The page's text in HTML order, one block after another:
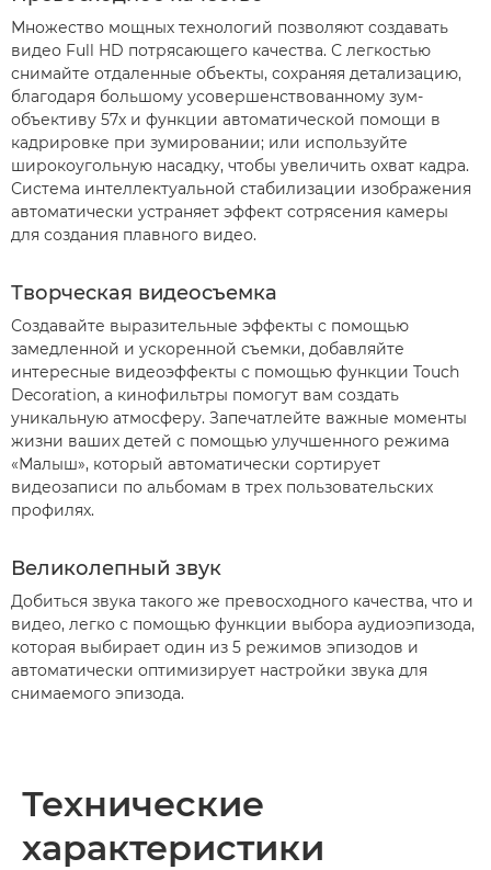
Множество мощных технологий позволяют создавать
видео Full HD потрясающего качества. С легкостью
снимайте отдаленные объекты, сохраняя детализацию,
благодаря большому усовершенствованному зум-
объективу 57x и функции автоматической помощи в
кадрировке при зумировании; или используйте
широкоугольную насадку, чтобы увеличить охват кадра.
Система интеллектуальной стабилизации изображения
автоматически устраняет эффект сотрясения камеры
для создания плавного видео.
Творческая видеосъемка
Создавайте выразительные эффекты с помощью
замедленной и ускоренной съемки, добавляйте
интересные видеоэффекты с помощью функции Touch
Decoration, а кинофильтры помогут вам создать
уникальную атмосферу. Запечатлейте важные моменты
жизни ваших детей с помощью улучшенного режима
«Малыш», который автоматически сортирует
видеозаписи по альбомам в трех пользовательских
профилях.
Великолепный звук
Добиться звука такого же превосходного качества, что и
видео, легко с помощью функции выбора аудиоэпизода,
которая выбирает один из 5 режимов эпизодов и
автоматически оптимизирует настройки звука для
снимаемого эпизода.
Технические
характеристики